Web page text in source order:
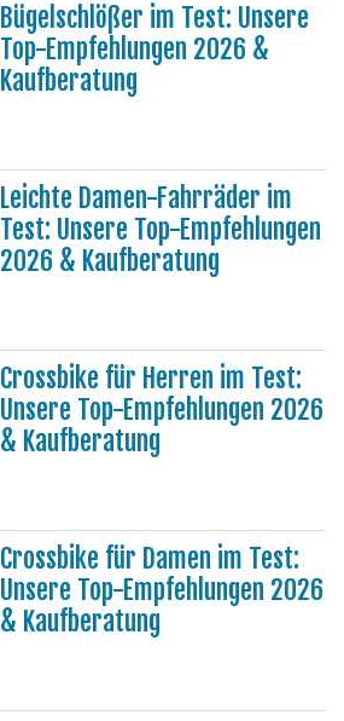
Bügelschlößer im Test: Unsere
Top-Empfehlungen 2026 &
Kaufberatung
Leichte Damen-Fahrräder im
Test: Unsere Top-Empfehlungen
2026 & Kaufberatung
Crossbike für Herren im Test:
Unsere Top-Empfehlungen 2026
& Kaufberatung
Crossbike für Damen im Test:
Unsere Top-Empfehlungen 2026
& Kaufberatung